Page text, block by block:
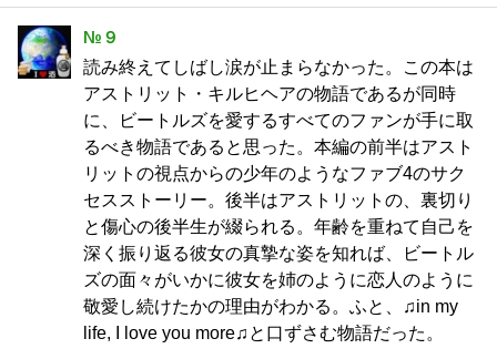
№９
読み終えてしばし涙が止まらなかった。この本は
アストリット・キルヒヘアの物語であるが同時
に、ビートルズを愛するすべてのファンが手に取
るべき物語であると思った。本編の前半はアスト
リットの視点からの少年のようなファブ4のサク
セスストーリー。後半はアストリットの、裏切り
と傷心の後半生が綴られる。年齢を重ねて自己を
深く振り返る彼女の真摯な姿を知れば、ビートル
ズの面々がいかに彼女を姉のように恋人のように
敬愛し続けたかの理由がわかる。ふと、♫in my
life, I love you more♫と口ずさむ物語だった。